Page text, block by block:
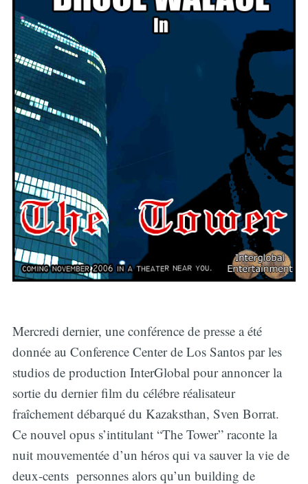
Mercredi dernier, une conférence de presse a été
donnée au Conference Center de Los Santos par les
studios de production InterGlobal pour annoncer la
sortie du dernier film du célébre réalisateur
fraîchement débarqué du Kazaksthan, Sven Borrat.
Ce nouvel opus s’intitulant “The Tower” raconte la
nuit mouvementée d’un héros qui va sauver la vie de
deux-cents personnes alors qu’un building de